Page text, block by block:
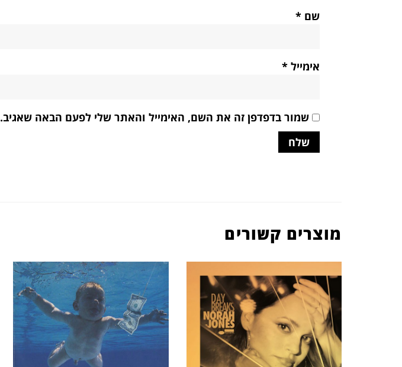
שם *
אימייל *
שמור בדפדפן זה את השם, האימייל והאתר שלי לפעם הבאה שאגיב.
מוצרים קשורים